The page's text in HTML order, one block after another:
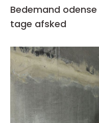
Bedemand odense sådan får du ro til at
tage afsked